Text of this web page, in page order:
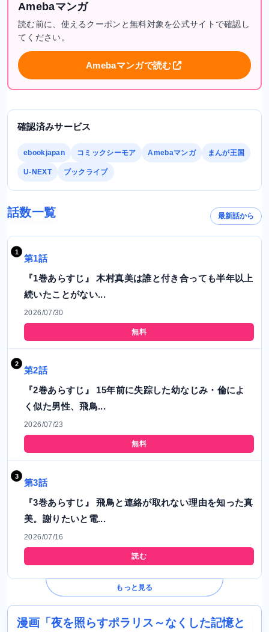
Amebaマンガ
読む前に、使えるクーポンと無料対象を公式サイトで確認し
てください。
Amebaマンガで読む
確認済みサービス
ebookjapan コミックシーモア Amebaマンガ まんが王国
U-NEXT ブックライブ
話数一覧 最新話から
第1話
『1巻あらすじ』 木村真美は誰と付き合っても半年以上
続いたことがない...
2026/07/30
無料
第2話
『2巻あらすじ』 15年前に失踪した幼なじみ・倫によ
く似た男性、飛鳥...
2026/07/23
無料
第3話
『3巻あらすじ』 飛鳥と連絡が取れない理由を知った真
美。謝りたいと電...
2026/07/16
読む
もっと見る
漫画「夜を照らすポラリス～なくした記憶と